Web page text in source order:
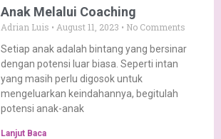
Anak Melalui Coaching
Adrian Luis August 11, 2023
No Comments
Setiap anak adalah bintang yang bersinar
dengan potensi luar biasa. Seperti intan
yang masih perlu digosok untuk
mengeluarkan keindahannya, begitulah
potensi anak-anak
Lanjut Baca